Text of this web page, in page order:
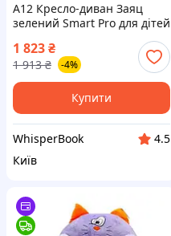
A12 Кресло-диван Заяц
зелений Smart Pro для дітей
трансформер 120 см
MAX14R
1 823₴
1 913 ₴ -4%
Купити
WhisperBook
4.5
Київ